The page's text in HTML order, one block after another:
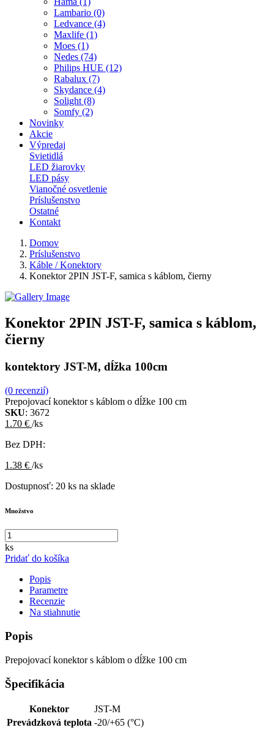
Lambario (0)
Ledvance (4)
Maxlife (1)
Moes (1)
Nedes (74)
Philips HUE (12)
Rabalux (7)
Skydance (4)
Solight (8)
Somfy (2)
Novinky
Akcie
Výpredaj
Svietidlá
LED žiarovky
LED pásy
Vianočné osvetlenie
Príslušenstvo
Ostatné
Kontakt
Domov
Príslušenstvo
Káble / Konektory
Konektor 2PIN JST-F, samica s káblom, čierny
Konektor 2PIN JST-F, samica s káblom,
čierny
kontektory JST-M, dĺžka 100cm
(0 recenzií)
Prepojovací konektor s káblom o dĺžke 100 cm
SKU: 3672
1.70 € /ks
Bez DPH:
1.38 € /ks
Dostupnosť: 20 ks na sklade
Množstvo
ks
Pridať do košíka
Popis
Parametre
Recenzie
Na stiahnutie
Popis
Prepojovací konektor s káblom o dĺžke 100 cm
Špecifikácia
Konektor
JST-M
Prevádzková teplota -20/+65 (°C)